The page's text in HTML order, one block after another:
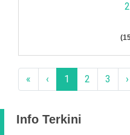
« ‹ 1 2 3 ›
Info Terkini